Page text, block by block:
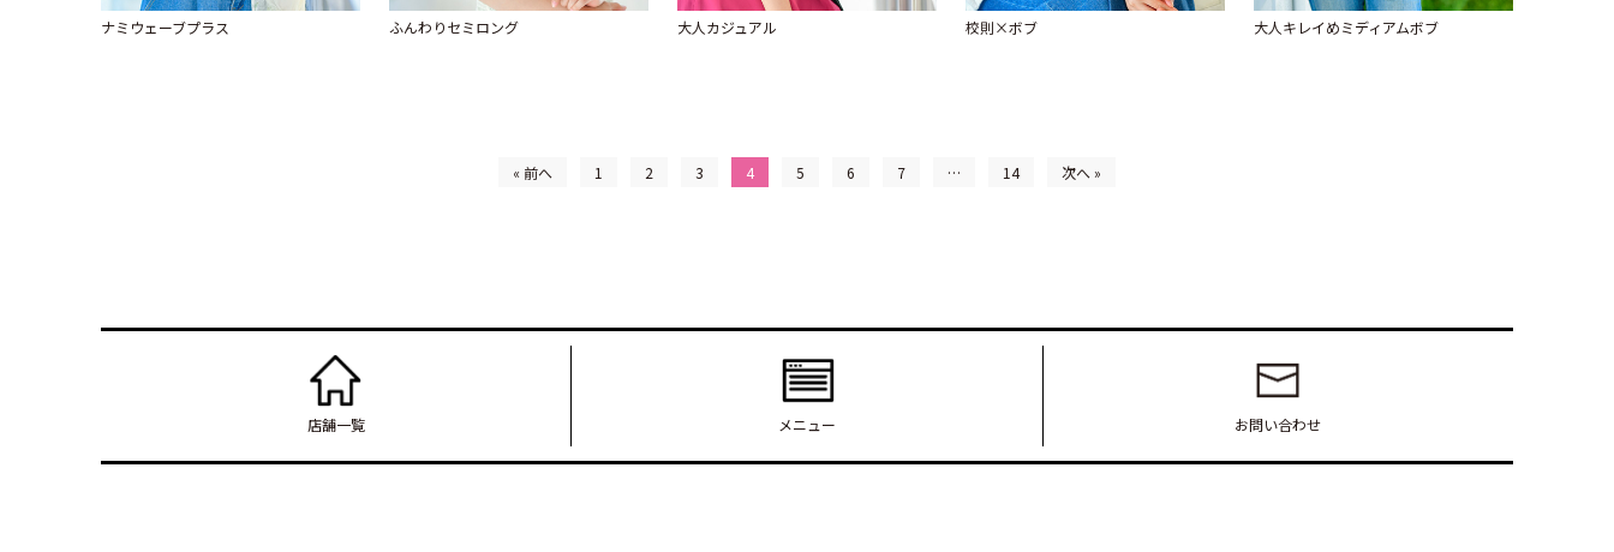
ナミウェーブプラス ふんわりセミロング 大人カジュアル 校則×ボブ 大人キレイめミディアムボブ
« 前へ 1 2 3 4 5 6 7 … 14 次へ »
店舗一覧 メニュー お問い合わせ